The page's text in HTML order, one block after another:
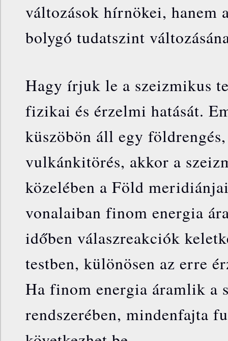
változások hírnökei, hanem
bolygó tudatszint
Hagy írjuk le a szeizmikus
fizikai és érzelmi hatását.
küszöbön áll egy
vulkánkitörés, akkor a
közelében a Föld
vonalaiban finom energia
időben válaszreakciók
testben, különösen az erre
Ha finom energia áramlik a
rendszerében, mindenfajta